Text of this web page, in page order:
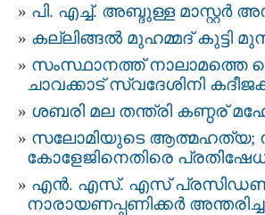
പി. എച്ച്. അബ്ദുള്ള മാസ്റ്റർ
കല്ലിങ്ങൽ മുഹമ്മദ് കുട്ടി
സംസ്ഥാനത്ത് നാലാമത്തെ
ചാവക്കാട് സ്വദേശിനി
ശബരി മല തന്ത്രി കണ്ഠര്
സലോമിയുടെ ആത്മഹത്യ;
കോളേജിനെതിരെ
എന്‍. എസ്. എസ് പ്രസിഡണ്ട്
നാരായണപ്പണിക്കര്‍